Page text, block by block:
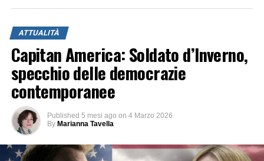
ATTUALITÀ
Capitan America: Soldato d’Inverno,
specchio delle democrazie
contemporanee
Published 5 mesi ago on 4 Marzo 2026
By Marianna Tavella